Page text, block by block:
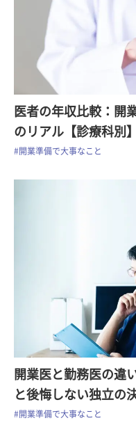
医者の年収比較：開
のリアル【診療科別】
#開業準備で大事なこと
開業医と勤務医の違
と後悔しない独立の
#開業準備で大事なこと